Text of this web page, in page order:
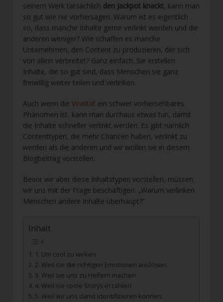
seinem Werk tatsächlich den Jackpot knackt, kann man
so gut wie nie vorhersagen. Warum ist es eigentlich
so, dass manche Inhalte gerne verlinkt werden und die
anderen weniger? Wie schaffen es manche
Unternehmen, den Content zu produzieren, der sich
von allein verbreitet? Ganz einfach: Sie erstellen
Inhalte, die so gut sind, dass Menschen sie ganz
freiwillig weiter teilen und verlinken.
Auch wenn dieViralität ein schwer vorhersehbares
Phänomen ist, kann man durchaus etwas tun, damit
die Inhalte schneller verlinkt werden. Es gibt nämlich
Contenttypen, die mehr Chancen haben, verlinkt zu
werden als die anderen und wir wollen sie in diesem
Blogbeitrag vorstellen.
Bevor wir aber diese Inhaltstypen vorstellen, müssen
wir uns mit der Frage beschäftigen: „Warum verlinken
Menschen andere Inhalte überhaupt?“
Inhalt
1. Um cool zu wirken
2. Weil sie die richtigen Emotionen auslösen.
3. Weil sie uns zu Helfern machen
4. Weil sie coole Storys erzählen
5. Weil wir uns damit identifizieren können.